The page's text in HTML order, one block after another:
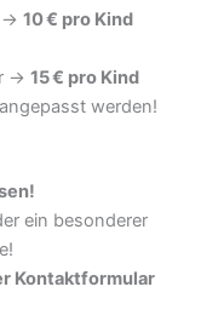
→ 10 € pro Kind
→ 15 € pro Kind
werden!
ein besonderer
Kontaktformular